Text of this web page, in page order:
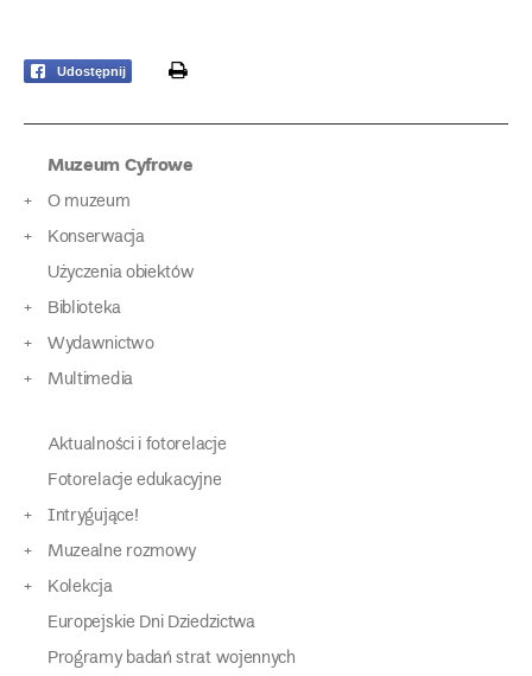
Udostępnij print
Muzeum Cyfrowe
O muzeum
Konserwacja
Użyczenia obiektów
Biblioteka
Wydawnictwo
Multimedia
Aktualności i fotorelacje
Fotorelacje edukacyjne
Intrygujące!
Muzealne rozmowy
Kolekcja
Europejskie Dni Dziedzictwa
Programy badań strat wojennych